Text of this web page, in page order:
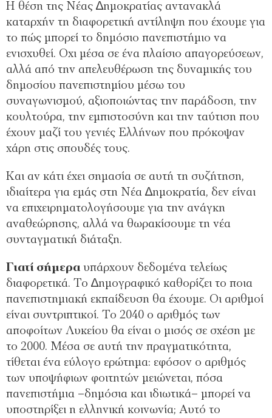
Η θέση της Νέας ∆ηµοκρατίας αντανακλά
καταρχήν τη διαφορετική αντίληψη που έχουµε για
το πώς µπορεί το δηµόσιο πανεπιστήµιο να
ενισχυθεί. Οχι µέσα σε ένα πλαίσιο απαγορεύσεων,
αλλά από την απελευθέρωση της δυναµικής του
δηµοσίου πανεπιστηµίου µέσω του
συναγωνισµού, αξιοποιώντας την παράδοση, την
κουλτούρα, την εµπιστοσύνη και την ταύτιση που
έχουν µαζί του γενιές Ελλήνων που πρόκοψαν
χάρη στις σπουδές τους.
Και αν κάτι έχει σηµασία σε αυτή τη συζήτηση,
ιδιαίτερα για εµάς στη Νέα ∆ηµοκρατία, δεν είναι
να επιχειρηµατολογήσουµε για την ανάγκη
αναθεώρησης, αλλά να θωρακίσουµε τη νέα
συνταγµατική διάταξη.
Γιατί σήµερα υπάρχουν δεδοµένα τελείως
διαφορετικά. Το ∆ηµογραφικό καθορίζει το ποια
πανεπιστηµιακή εκπαίδευση θα έχουµε. Οι αριθµοί
είναι συντριπτικοί. Το 2040 ο αριθµός των
αποφοίτων Λυκείου θα είναι ο µισός σε σχέση µε
το 2000. Μέσα σε αυτή την πραγµατικότητα,
τίθεται ένα εύλογο ερώτηµα: εφόσον ο αριθµός
των υποψήφιων φοιτητών µειώνεται, πόσα
πανεπιστήµια –δηµόσια και ιδιωτικά– µπορεί να
υποστηρίξει η ελληνική κοινωνία; Αυτό το